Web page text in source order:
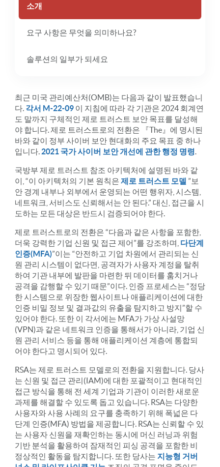
소개
요구 사항은 무엇을 의미하나요?
솔루션의 일부가 되세요
최근 미국 관리예산처(OMB)는 다음과 같이 발표했습니
다. 각서 M-22-09 이 지침에 따라 각 기관은 2024 회계연
도 말까지 구체적인 제로 트러스트 보안 목표를 달성해
야 합니다. 제로 트러스트로의 전환은 『The』에 명시된
바와 같이 정부 사이버 보안 현대화의 주요 목표 중 하나
입니다. 2021 국가 사이버 보안 개선에 관한 행정 명령
국방부 제로 트러스트 참조 아키텍처에 설명된 바와 같
이, “이 아키텍처의 기본 원칙은 제로 트러스트 모델 ”보
안 경계 내부나 외부에서 운영되는 어떤 행위자, 시스템,
네트워크, 서비스도 신뢰해서는 안 된다.” 대신, 접근을 시
도하는 모든 대상은 반드시 검증되어야 한다.
제로 트러스트로의 전환은 “다음과 같은 사항을 포함한,
더욱 강력한 기업 신원 및 접근 제어”를 강조하며, 다단계
인증(MFA)”이는 “안전하고 기업 차원에서 관리되는 신
원 관리 시스템이 없다면, 공격자가 사용자 계정을 탈취
하여 기관 내부에 발판을 마련한 뒤 데이터를 훔치거나
공격을 감행할 수 있기 때문”이다. 인증 프로세스는 “정당
한 시스템으로 위장한 웹사이트나 애플리케이션에 대한
인증 비밀 정보 및 결과값의 유출을 탐지하고 방지”할 수
있어야 한다. 또한 이 각서에는 MFA가 가상 사설망
(VPN)과 같은 네트워크 인증을 통해서가 아니라, 기업 신
원 관리 서비스 등을 통해 애플리케이션 계층에 통합되
어야 한다고 명시되어 있다.
RSA는 제로 트러스트 모델로의 전환을 지원합니다. 당사
는 신원 및 접근 관리(IAM)에 대한 포괄적이고 현대적인
접근 방식을 통해 전 세계 기업과 기관이 이러한 새로운
과제를 해결할 수 있도록 돕고 있습니다. RSA는 다양한
사용자와 사용 사례의 요구를 충족하기 위해 폭넓은 다
단계 인증(MFA) 방법을 제공합니다. RSA는 신뢰할 수 있
는 사용자 신원을 재확인하는 동시에 머신 러닝과 위험
기반 분석을 활용하여 잠재적인 피싱 공격을 포함한 비
정상적인 활동을 탐지합니다. 또한 당사는 지능형 거버